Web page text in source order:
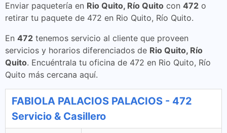
Enviar paquetería en Rio Quito, Río Quito con 472 o
retirar tu paquete de 472 en Rio Quito, Río Quito.
En 472 tenemos servicio al cliente que proveen
servicios y horarios diferenciados de Rio Quito, Río
Quito. Encuéntrala tu oficina de 472 en Rio Quito, Río
Quito más cercana aquí.
FABIOLA PALACIOS PALACIOS - 472
Servicio & Casillero